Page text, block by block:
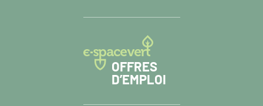
OFFRES
D’EMPLOI